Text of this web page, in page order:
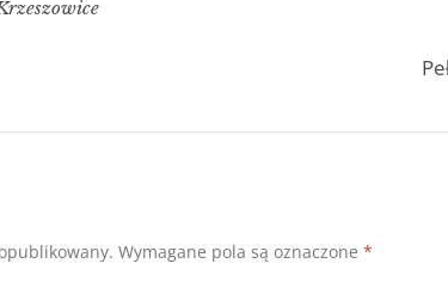
Wymagane pola są oznaczone *